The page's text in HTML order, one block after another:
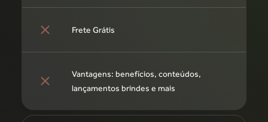
Frete Grátis
Vantagens: benefícios, conteúdos,
lançamentos brindes e mais